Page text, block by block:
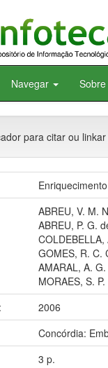
Navegar Sobre
para citar ou
ABREU, V. M.
ABREU, P. G.
COLDEBELLA,
GOMES, R. C.
AMARAL, A. G.
MORAES, S. P.
2006
Concórdia:
3 p.